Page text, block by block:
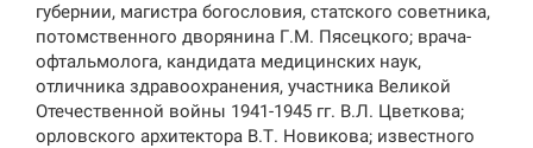
губернии, магистра богословия, статского советника,
потомственного дворянина Г.М. Пясецкого; врача-
офтальмолога, кандидата медицинских наук,
отличника здравоохранения, участника Великой
Отечественной войны 1941-1945 гг. В.Л. Цветкова;
орловского архитектора В.Т. Новикова; известного